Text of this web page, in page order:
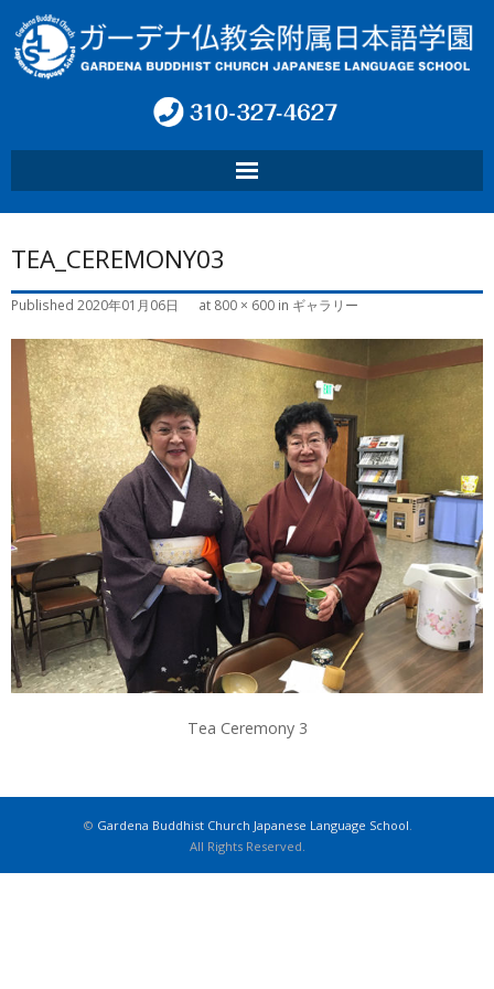
ホーム
学園について
お問い合わせ
お知らせ
Language:
TEA_CEREMONY03
Published 2020年01月06日 at 800 × 600 in ギャラリー
Tea Ceremony 3
© Gardena Buddhist Church Japanese Language School
All Rights Reserved.